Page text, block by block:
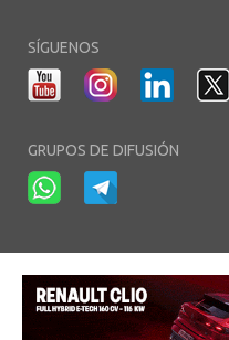
SÍGUENOS
GRUPOS DE DIFUSIÓN